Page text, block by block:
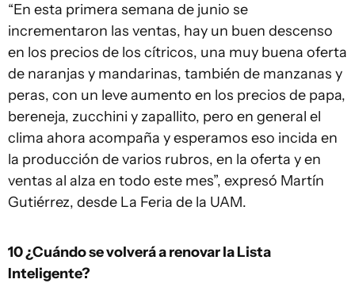
“En esta primera semana de junio se
incrementaron las ventas, hay un buen descenso
en los precios de los cítricos, una muy buena oferta
de naranjas y mandarinas, también de manzanas y
peras, con un leve aumento en los precios de papa,
bereneja, zucchini y zapallito, pero en general el
clima ahora acompaña y esperamos eso incida en
la producción de varios rubros, en la oferta y en
ventas al alza en todo este mes”, expresó Martín
Gutiérrez, desde La Feria de la UAM.
10 ¿Cuándo se volverá a renovar la Lista
Inteligente?